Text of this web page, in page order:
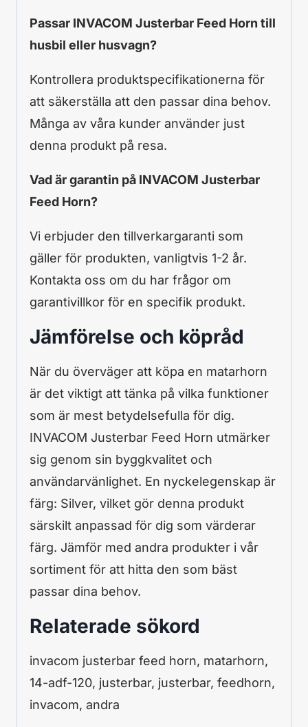
Passar INVACOM Justerbar Feed Horn till
husbil eller husvagn?
Kontrollera produktspecifikationerna för
att säkerställa att den passar dina behov.
Många av våra kunder använder just
denna produkt på resa.
Vad är garantin på INVACOM Justerbar
Feed Horn?
Vi erbjuder den tillverkargaranti som
gäller för produkten, vanligtvis 1-2 år.
Kontakta oss om du har frågor om
garantivillkor för en specifik produkt.
Jämförelse och köpråd
När du överväger att köpa en matarhorn
är det viktigt att tänka på vilka funktioner
som är mest betydelsefulla för dig.
INVACOM Justerbar Feed Horn utmärker
sig genom sin byggkvalitet och
användarvänlighet. En nyckelegenskap är
färg: Silver, vilket gör denna produkt
särskilt anpassad för dig som värderar
färg. Jämför med andra produkter i vår
sortiment för att hitta den som bäst
passar dina behov.
Relaterade sökord
invacom justerbar feed horn, matarhorn,
14-adf-120, justerbar, justerbar, feedhorn,
invacom, andra